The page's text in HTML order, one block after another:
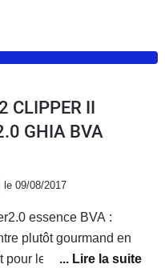
CLIPPER II
GHIA BVA
le 09/08/2017
essence BVA :
plutôt gourmand en
pour les nationales et